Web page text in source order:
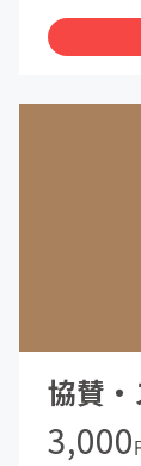
協賛
3,000